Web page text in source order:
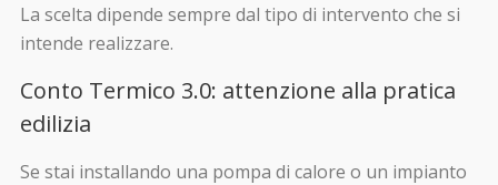
La scelta dipende sempre dal tipo di intervento che si
intende realizzare.
Conto Termico 3.0: attenzione alla pratica
edilizia
Se stai installando una pompa di calore o un impianto